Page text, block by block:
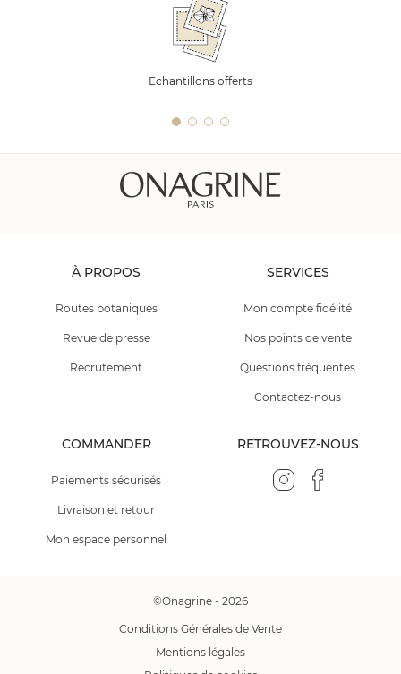
Echantillons offerts
À PROPOS
Routes botaniques
Revue de presse
Recrutement
SERVICES
Mon compte fidélité
Nos points de vente
Questions fréquentes
Contactez-nous
COMMANDER
Paiements sécurisés
Livraison et retour
Mon espace personnel
RETROUVEZ-NOUS
©Onagrine - 2026
Conditions Générales de Vente
Mentions légales